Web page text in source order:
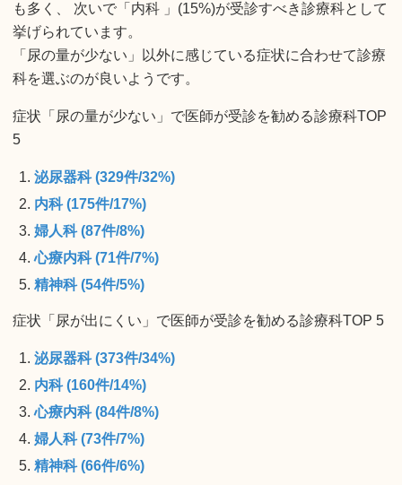
も多く、 次いで「内科 」(15%)が受診すべき診療科として
挙げられています。
「尿の量が少ない」以外に感じている症状に合わせて診療
科を選ぶのが良いようです。
症状「尿の量が少ない」で医師が受診を勧める診療科TOP
5
泌尿器科 (329件/32%)
内科 (175件/17%)
婦人科 (87件/8%)
心療内科 (71件/7%)
精神科 (54件/5%)
症状「尿が出にくい」で医師が受診を勧める診療科TOP 5
泌尿器科 (373件/34%)
内科 (160件/14%)
心療内科 (84件/8%)
婦人科 (73件/7%)
精神科 (66件/6%)